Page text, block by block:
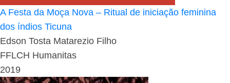
A Festa da Moça Nova – Ritual de iniciação feminina
dos índios Ticuna
Edson Tosta Matarezio Filho
FFLCH Humanitas
2019